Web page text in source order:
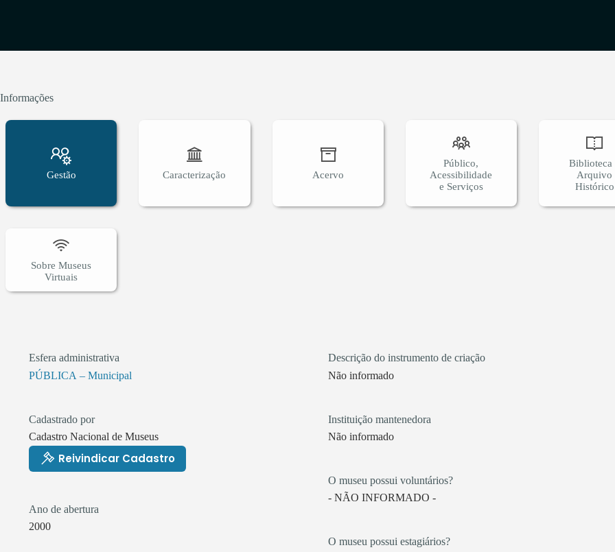
Informações
Gestão
Esfera administrativa
PÚBLICA – Municipal
Cadastrado por
Cadastro Nacional de Museus
Reivindicar Cadastro
Ano de abertura
2000
Descrição do instrumento de criação
Não informado
Instituição mantenedora
Não informado
O museu possui voluntários?
- NÃO INFORMADO -
O museu possui estagiários?
Caracterização Acervo
Público,
Acessibilidade
e Serviços
Biblioteca
Arquivo
Histórico
Sobre Museus
Virtuais